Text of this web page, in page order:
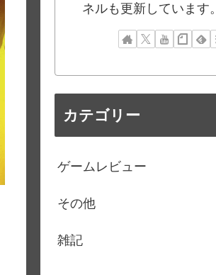
ネルも更新しています。
カテゴリー
ゲームレビュー
その他
雑記